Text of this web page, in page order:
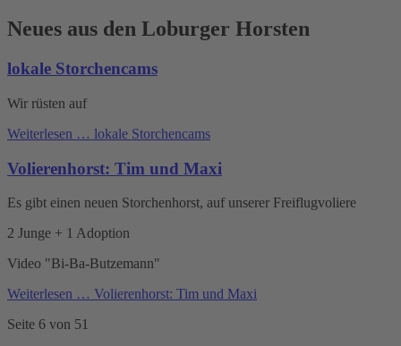
Neues aus den Loburger Horsten
lokale Storchencams
Wir rüsten auf
Weiterlesen … lokale Storchencams
Volierenhorst: Tim und Maxi
Es gibt einen neuen Storchenhorst, auf unserer Freiflugvoliere
2 Junge + 1 Adoption
Video "Bi-Ba-Butzemann"
Weiterlesen … Volierenhorst: Tim und Maxi
Seite 6 von 51